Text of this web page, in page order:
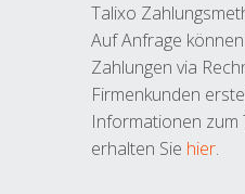
Talixo
Auf Anfrage
Zahlungen via
Firmenkunden
Informationen zum
erhalten Sie hier.